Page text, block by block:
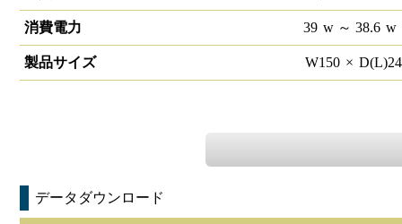
消費電力 39 w～ 38.6 w
製品サイズ W150 × D(L)
データダウンロード